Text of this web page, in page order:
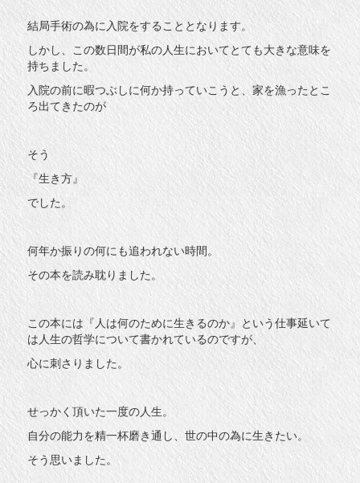
結局手術の為に入院をすることとなります。
しかし、この数日間が私の人生においてとても大きな意味を
持ちました。
入院の前に暇つぶしに何か持っていこうと、家を漁ったとこ
ろ出てきたのが
そう
『生き方』
でした。
何年か振りの何にも追われない時間。
その本を読み耽りました。
この本には『人は何のために生きるのか』という仕事延いて
は人生の哲学について書かれているのですが、
心に刺さりました。
せっかく頂いた一度の人生。
自分の能力を精一杯磨き通し、世の中の為に生きたい。
そう思いました。